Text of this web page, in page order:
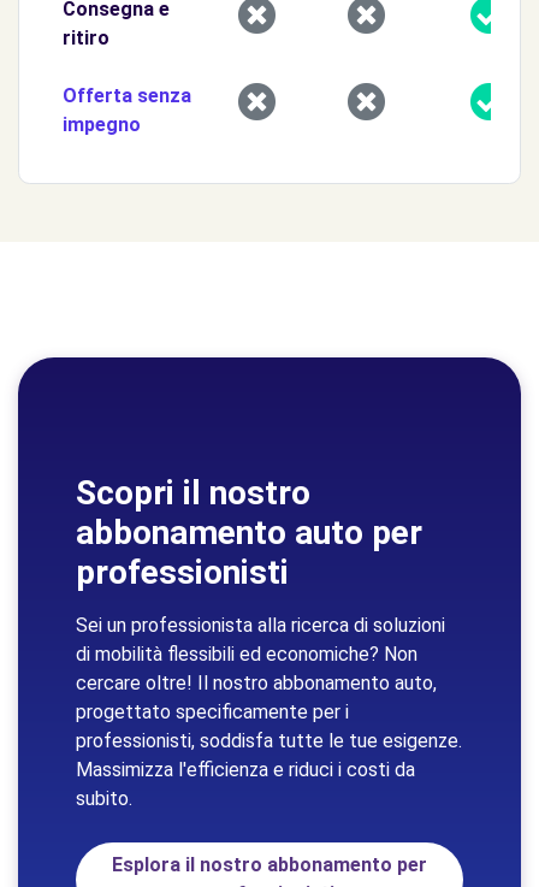
Consegna e
ritiro
Offerta senza
impegno
Scopri il nostro
abbonamento auto per
professionisti
Sei un professionista alla ricerca di soluzioni
di mobilità flessibili ed economiche? Non
cercare oltre! Il nostro abbonamento auto,
progettato specificamente per i
professionisti, soddisfa tutte le tue esigenze.
Massimizza l'efficienza e riduci i costi da
subito.
Esplora il nostro abbonamento per